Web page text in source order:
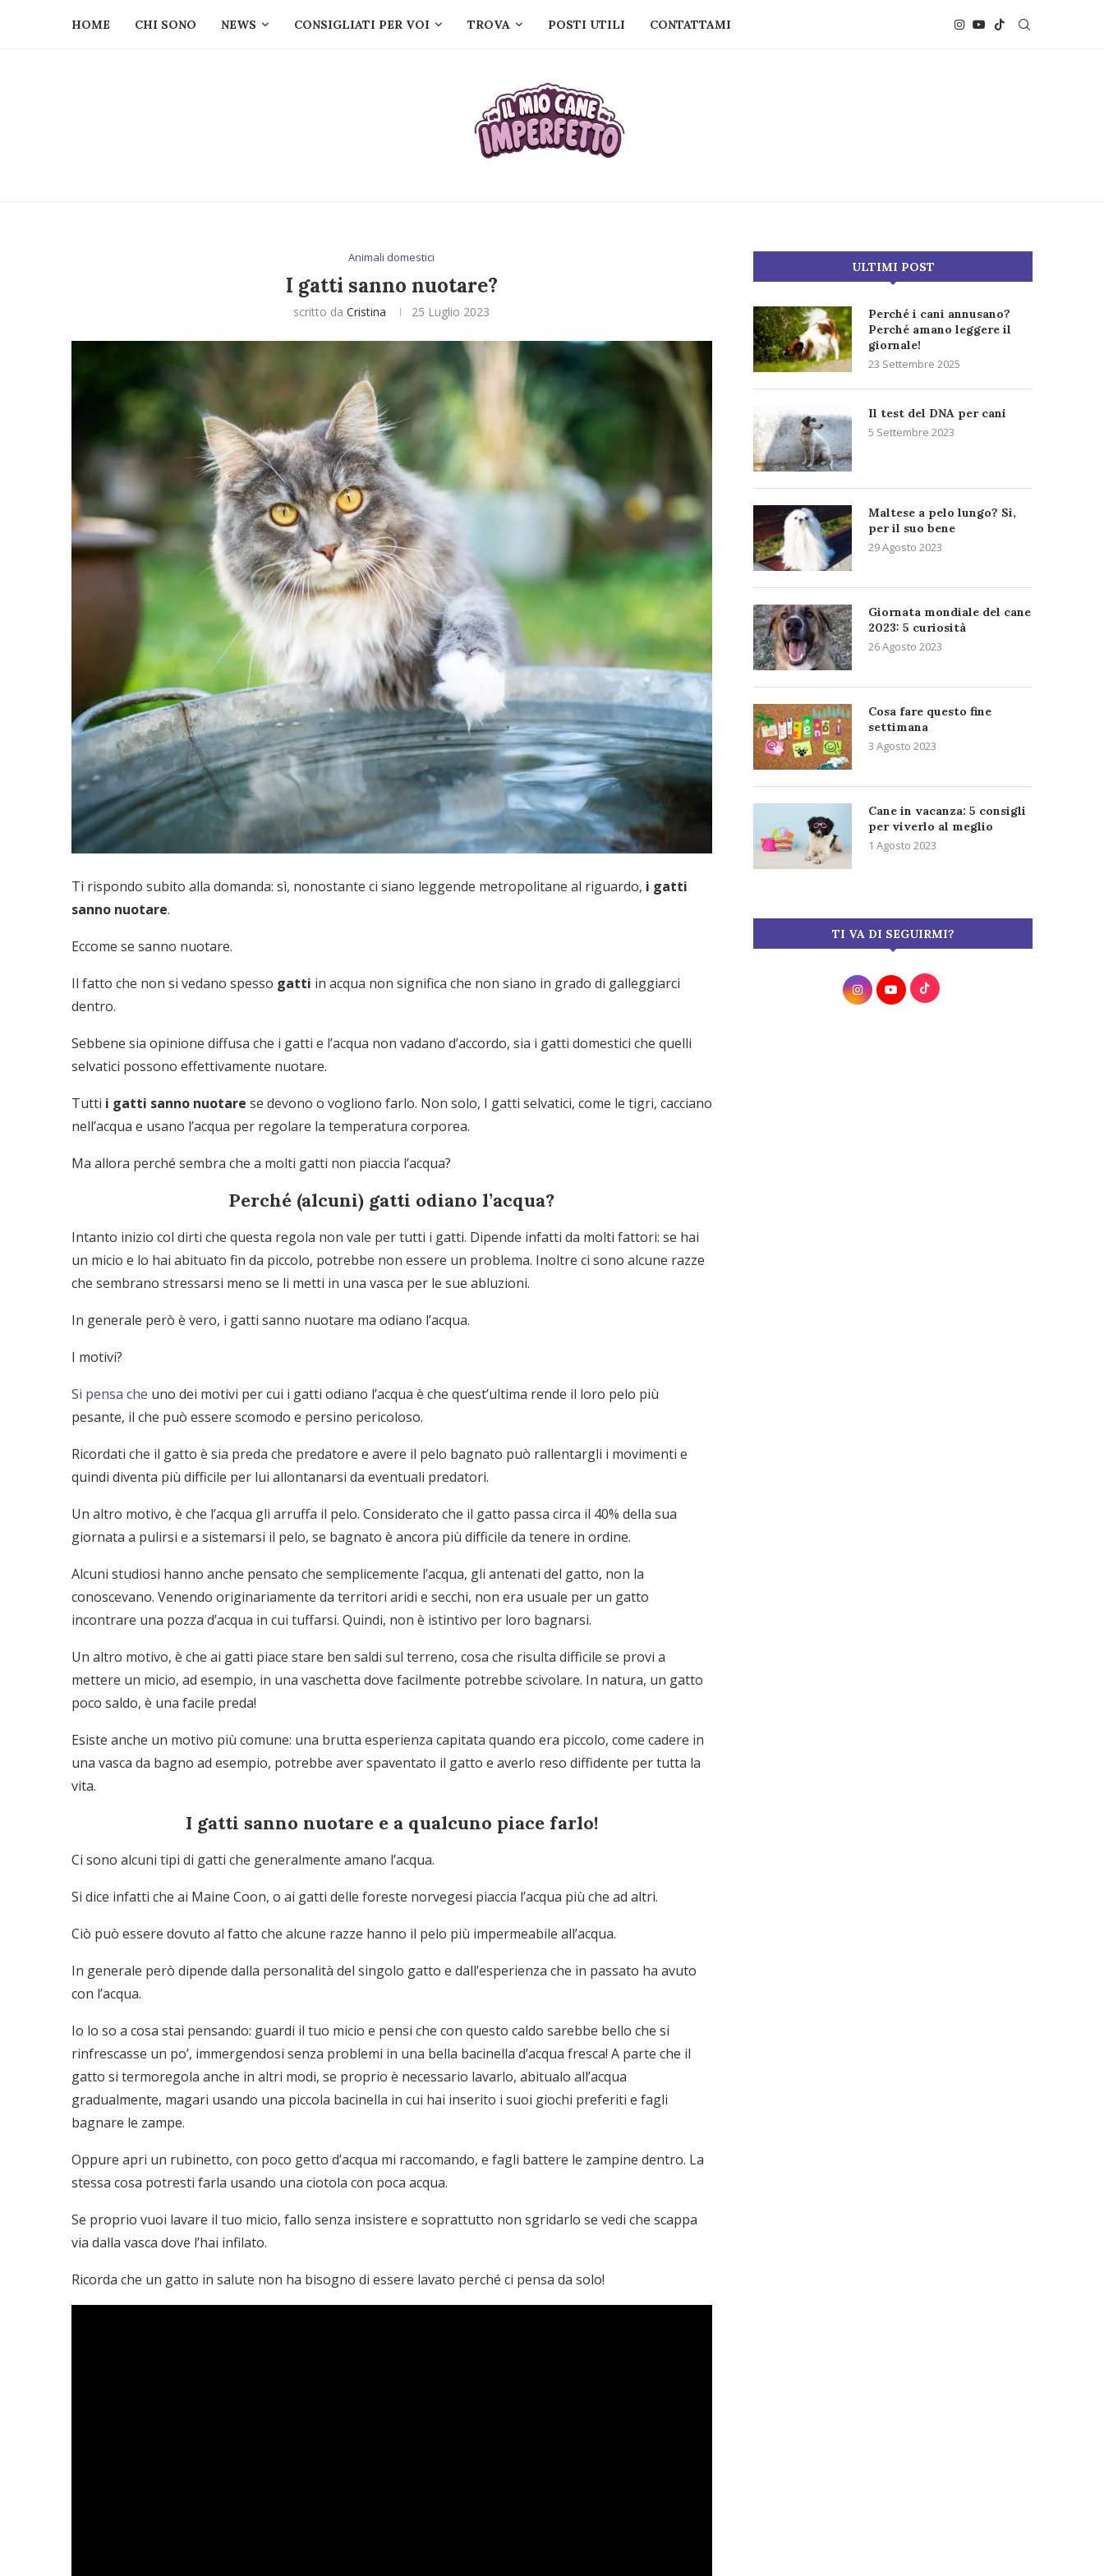
HOME CHI SONO NEWS CONSIGLIATI PER VOI TROVA POSTI UTILI CONTATTAMI
Animali domestici
I gatti sanno nuotare?
scritto daCristina 25 Luglio 2023
Ti rispondo subito alla domanda: sì, nonostante ci siano leggende metropolitane al riguardo, i gatti
sanno nuotare.
Eccome se sanno nuotare.
Il fatto che non si vedano spesso gatti in acqua non significa che non siano in grado di galleggiarci
dentro.
Sebbene sia opinione diffusa che i gatti e l’acqua non vadano d’accordo, sia i gatti domestici che quelli
selvatici possono effettivamente nuotare.
Tutti i gatti sanno nuotare se devono o vogliono farlo. Non solo, I gatti selvatici, come le tigri, cacciano
nell’acqua e usano l’acqua per regolare la temperatura corporea.
Ma allora perché sembra che a molti gatti non piaccia l’acqua?
Perché (alcuni) gatti odiano l’acqua?
Intanto inizio col dirti che questa regola non vale per tutti i gatti. Dipende infatti da molti fattori: se hai
un micio e lo hai abituato fin da piccolo, potrebbe non essere un problema. Inoltre ci sono alcune razze
che sembrano stressarsi meno se li metti in una vasca per le sue abluzioni.
In generale però è vero, i gatti sanno nuotare ma odiano l’acqua.
I motivi?
Si pensa che uno dei motivi per cui i gatti odiano l’acqua è che quest’ultima rende il loro pelo più
pesante, il che può essere scomodo e persino pericoloso.
Ricordati che il gatto è sia preda che predatore e avere il pelo bagnato può rallentargli i movimenti e
quindi diventa più difficile per lui allontanarsi da eventuali predatori.
Un altro motivo, è che l’acqua gli arruffa il pelo. Considerato che il gatto passa circa il 40% della sua
giornata a pulirsi e a sistemarsi il pelo, se bagnato è ancora più difficile da tenere in ordine.
Alcuni studiosi hanno anche pensato che semplicemente l’acqua, gli antenati del gatto, non la
conoscevano. Venendo originariamente da territori aridi e secchi, non era usuale per un gatto
incontrare una pozza d’acqua in cui tuffarsi. Quindi, non è istintivo per loro bagnarsi.
Un altro motivo, è che ai gatti piace stare ben saldi sul terreno, cosa che risulta difficile se provi a
mettere un micio, ad esempio, in una vaschetta dove facilmente potrebbe scivolare. In natura, un gatto
poco saldo, è una facile preda!
Esiste anche un motivo più comune: una brutta esperienza capitata quando era piccolo, come cadere in
una vasca da bagno ad esempio, potrebbe aver spaventato il gatto e averlo reso diffidente per tutta la
vita.
I gatti sanno nuotare e a qualcuno piace farlo!
Ci sono alcuni tipi di gatti che generalmente amano l’acqua.
Si dice infatti che ai Maine Coon, o ai gatti delle foreste norvegesi piaccia l’acqua più che ad altri.
Ciò può essere dovuto al fatto che alcune razze hanno il pelo più impermeabile all’acqua.
In generale però dipende dalla personalità del singolo gatto e dall’esperienza che in passato ha avuto
con l’acqua.
Io lo so a cosa stai pensando: guardi il tuo micio e pensi che con questo caldo sarebbe bello che si
rinfrescasse un po’, immergendosi senza problemi in una bella bacinella d’acqua fresca! A parte che il
gatto si termoregola anche in altri modi, se proprio è necessario lavarlo, abitualo all’acqua
gradualmente, magari usando una piccola bacinella in cui hai inserito i suoi giochi preferiti e fagli
bagnare le zampe.
Oppure apri un rubinetto, con poco getto d’acqua mi raccomando, e fagli battere le zampine dentro. La
stessa cosa potresti farla usando una ciotola con poca acqua.
Se proprio vuoi lavare il tuo micio, fallo senza insistere e soprattutto non sgridarlo se vedi che scappa
via dalla vasca dove l’hai infilato.
Ricorda che un gatto in salute non ha bisogno di essere lavato perché ci pensa da solo!
ULTIMI POST
Perché i cani annusano?
Perché amano leggere il
giornale!
23 Settembre 2025
Il test del DNA per cani
5 Settembre 2023
Maltese a pelo lungo? Sì,
per il suo bene
29 Agosto 2023
Giornata mondiale del cane
2023: 5 curiosità
26 Agosto 2023
Cosa fare questo fine
settimana
3 Agosto 2023
Cane in vacanza: 5 consigli
per viverlo al meglio
1 Agosto 2023
TI VA DI SEGUIRMI?